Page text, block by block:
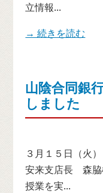
立情報...
→ 続きを読む
山陰合同銀
しました
３月１５日（火
安来支店長 森
授業を実...